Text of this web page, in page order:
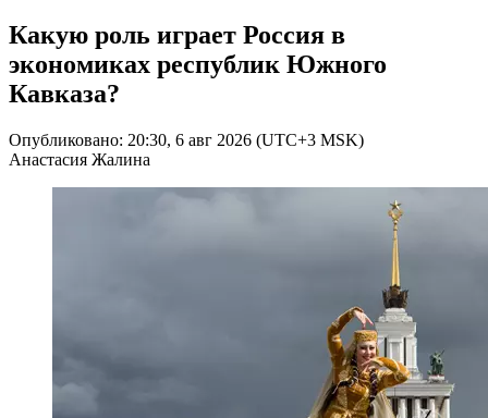
Какую роль играет Россия в
экономиках республик Южного
Кавказа?
Опубликовано: 20:30, 6 авг 2026 (UTC+3 MSK)
Анастасия Жалина